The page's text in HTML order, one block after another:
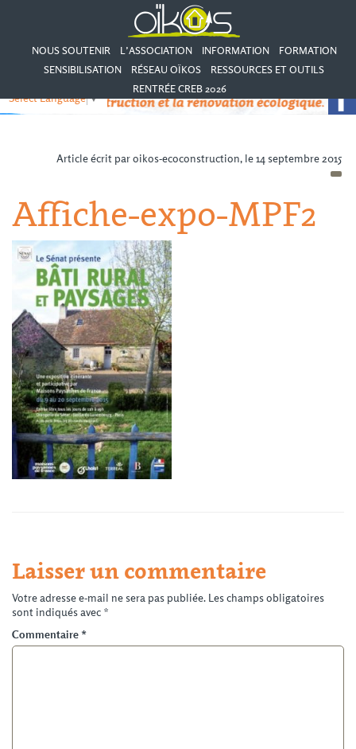
NOUS SOUTENIR L’ASSOCIATION INFORMATION
FORMATION
SENSIBILISATION
RÉSEAU OÏKOS
RESSOURCES ET OUTILS
RENTRÉE CREB 2026
Select Language▼
Article écrit par oikos-ecoconstruction, le 14 septembre 2015
Affiche-expo-MPF2
Laisser un commentaire
Votre adresse e-mail ne sera pas publiée. Les champs obligatoires
sont indiqués avec *
Commentaire *